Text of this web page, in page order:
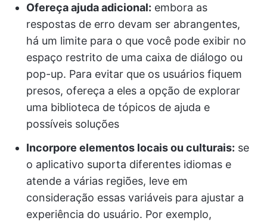
Ofereça ajuda adicional: embora as
respostas de erro devam ser abrangentes,
há um limite para o que você pode exibir no
espaço restrito de uma caixa de diálogo ou
pop-up. Para evitar que os usuários fiquem
presos, ofereça a eles a opção de explorar
uma biblioteca de tópicos de ajuda e
possíveis soluções
Incorpore elementos locais ou culturais: se
o aplicativo suporta diferentes idiomas e
atende a várias regiões, leve em
consideração essas variáveis para ajustar a
experiência do usuário. Por exemplo,